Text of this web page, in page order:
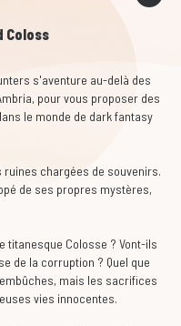
Coloss
s'aventure au-delà des
pour vous proposer des
le monde de dark fantasy
chargées de souvenirs.
de ses propres mystères,
titanesque Colosse ? Vont-ils
de la corruption ? Quel que
mais les sacrifices
vies innocentes.